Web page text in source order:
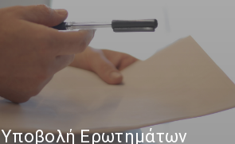
Υποβολή Ερωτημάτων